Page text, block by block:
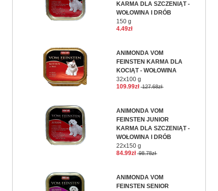
KARMA DLA SZCZENIĄT -
WOŁOWINA I DRÓB
150 g
4.49zł
ANIMONDA VOM
FEINSTEN KARMA DLA
KOCIĄT - WOŁOWINA
32x100 g
109.99zł 127.68zł
ANIMONDA VOM
FEINSTEN JUNIOR
KARMA DLA SZCZENIĄT -
WOŁOWINA I DRÓB
22x150 g
84.99zł 98.78zł
ANIMONDA VOM
FEINSTEN SENIOR